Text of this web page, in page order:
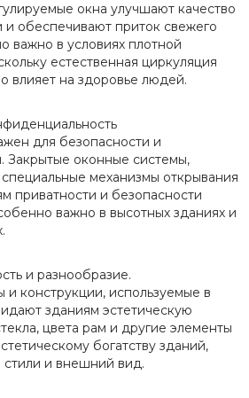
окна улучшают качество
обеспечивают приток свежего
важно в условиях плотной
естественная циркуляция
влияет на здоровье людей.
для безопасности и
Закрытые оконные системы,
механизмы открывания
приватности и безопасности
важно в высотных зданиях и
и разнообразие.
и конструкции, используемые в
зданиям эстетическую
цвета рам и другие элементы
богатству зданий,
стили и внешний вид.